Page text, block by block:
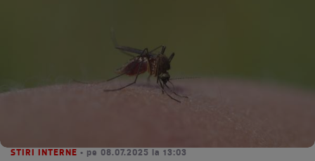
STIRI INTERNE • pe 08.07.2025 la 13:03